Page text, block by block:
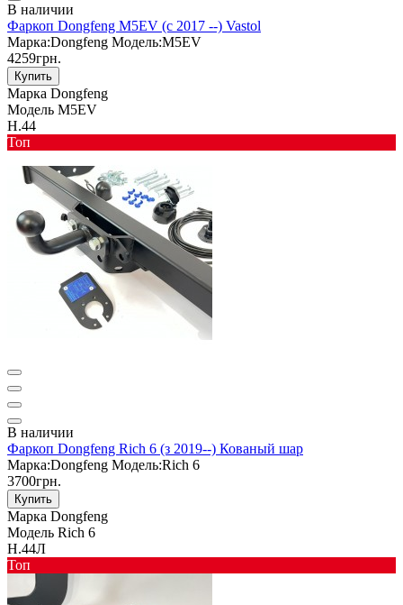
В наличии
Фаркоп Dongfeng M5EV (с 2017 --) Vastol
Марка:Dongfeng Модель:M5EV
4259грн.
Купить
Марка Dongfeng
Модель M5EV
Н.44
Toп
В наличии
Фаркоп Dongfeng Rich 6 (з 2019--) Кованый шар
Марка:Dongfeng Модель:Rich 6
3700грн.
Купить
Марка Dongfeng
Модель Rich 6
Н.44Л
Toп